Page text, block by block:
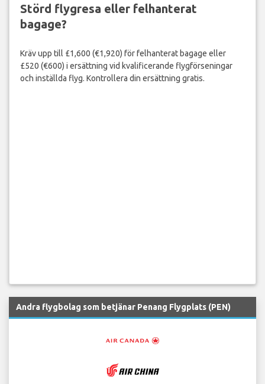
Störd flygresa eller felhanterat
bagage?
Kräv upp till £1,600 (€1,920) för felhanterat bagage eller
£520 (€600) i ersättning vid kvalificerande flygförseningar
och inställda flyg. Kontrollera din ersättning gratis.
Andra flygbolag som betjänar Penang Flygplats (PEN)